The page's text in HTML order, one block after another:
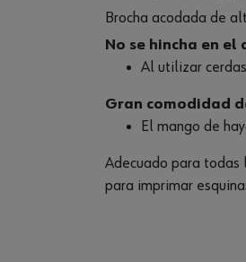
Brocha acodada de
No se hincha en el
Al utilizar
Gran comodidad
El mango de
Adecuado para todas
para imprimar